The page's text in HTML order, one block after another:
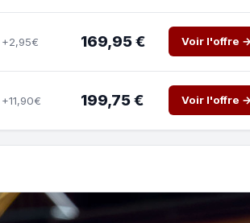
+2,95€ 169,95 € Voir l'offre →
+11,90€ 199,75 € Voir l'offre →